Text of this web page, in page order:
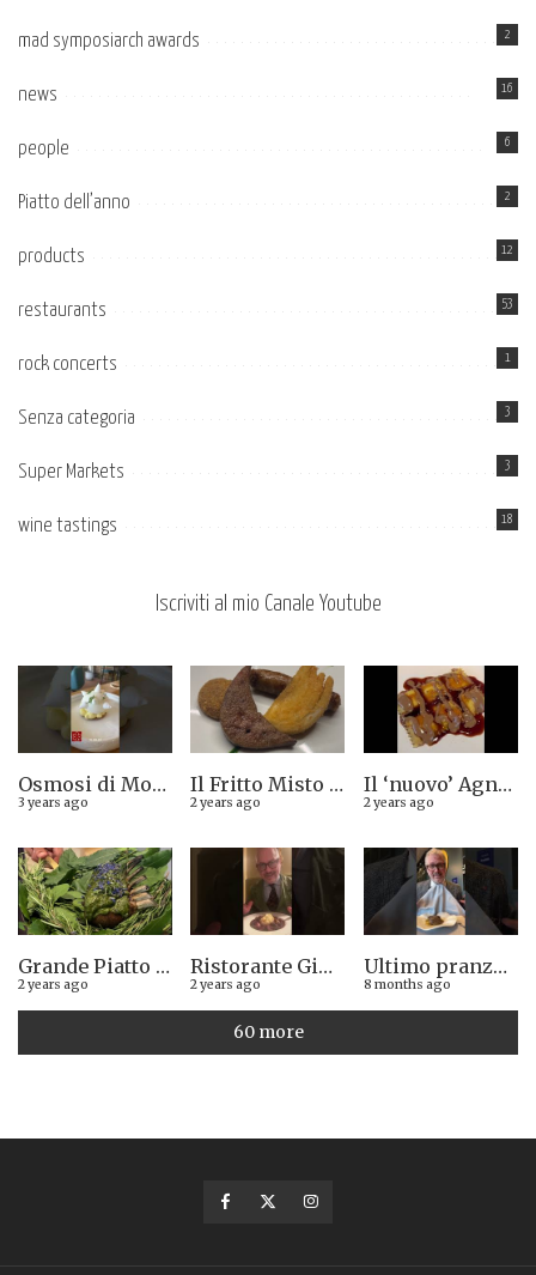
mad symposiarch awards 2
news 16
people 6
Piatto dell’anno 2
products 12
restaurants 53
rock concerts 1
Senza categoria 3
Super Markets 3
wine tastings 18
Iscriviti al mio Canale Youtube
Osmosi di Montepulciano nuova stella Michelin. Avevamo visto lungo il 14.08.2023
3 years ago
Il Fritto Misto del Centro di Priocca
2 years ago
Il ‘nuovo’ Agnolotto di Torino del Mago Rabin
2 years ago
Grande Piatto al rist. Quintilio di Altare SV: Carrè di agnello in crosta di erbe aromatiche liguri
2 years ago
Ristorante Giglio di Lucca. Stella Michelin sì o no?
2 years ago
Ultimo pranzo torinese al ristorante Casa Vicina. 13/12/2025
8 months ago
60 more